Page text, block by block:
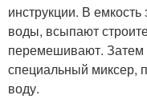
инструкции. В
воды, всыпают
перемешивают.
специальный миксер,
воду.